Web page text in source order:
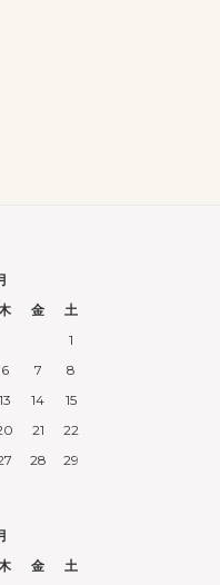
金
土
1
6 7
8
13 14
15
21
22
28
29
金
土